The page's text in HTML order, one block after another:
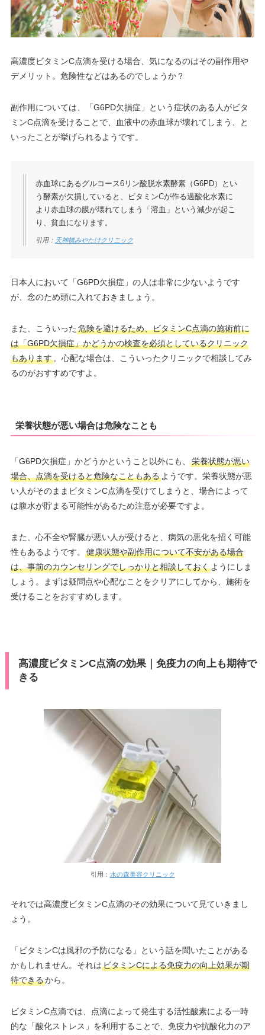
高濃度ビタミンC点滴を受ける場合、気になるのはその副作用や
デメリット。危険性などはあるのでしょうか？
副作用については、「G6PD欠損症」という症状のある人がビタ
ミンC点滴を受けることで、血液中の赤血球が壊れてしまう、と
いったことが挙げられるようです。
赤血球にあるグルコース6リン酸脱水素酵素（G6PD）とい
う酵素が欠損していると、ビタミンCが作る過酸化水素に
より赤血球の膜が壊れてしまう「溶血」という減少が起こ
り、貧血になります。
引用： 天神橋みやたけクリニック
日本人において「G6PD欠損症」の人は非常に少ないようです
が、念のため頭に入れておきましょう。
また、こういった 危険を避けるため、ビタミンC点滴の施術前に
は「G6PD欠損症」かどうかの検査を必須としているクリニック
もあります。心配な場合は、こういったクリニックで相談してみ
るのがおすすめですよ。
栄養状態が悪い場合は危険なことも
「G6PD欠損症」かどうかということ以外にも、
栄養状態が悪い
場合、点滴を受けると危険なこともあるようです。栄養状態が悪
い人がそのままビタミンC点滴を受けてしまうと、場合によって
は腹水が貯まる可能性があるため注意が必要ですよ。
また、心不全や腎臓が悪い人が受けると、病気の悪化を招く可能
性もあるようです。
健康状態や副作用について不安がある場合
は、事前のカウンセリングでしっかりと相談しておくようにしま
しょう。まずは疑問点や心配なことをクリアにしてから、施術を
受けることをおすすめします。
高濃度ビタミンC点滴の効果｜免疫力の向上も期待で
きる
引用： 水の森美容クリニック
それでは高濃度ビタミンC点滴のその効果について見ていきまし
ょう。
「ビタミンCは風邪の予防になる」という話を聞いたことがある
かもしれません。それはビタミンCによる免疫力の向上効果が期
待できるから。
ビタミンC点滴では、点滴によって発生する活性酸素による一時
的な「酸化ストレス」を利用することで、免疫力や抗酸化力のア